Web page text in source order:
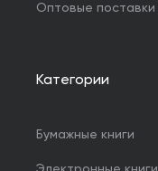
Оптовые поставки
Категории
Бумажные книги